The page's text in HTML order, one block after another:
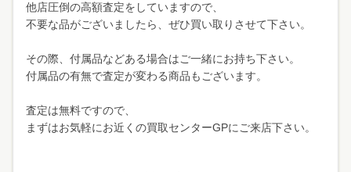
他店圧倒の高額査定をしていますので、
不要な品がございましたら、ぜひ買い取りさせて下さい。
その際、付属品などある場合はご一緒にお持ち下さい。
付属品の有無で査定が変わる商品もございます。
査定は無料ですので、
まずはお気軽にお近くの買取センターGPにご来店下さい。